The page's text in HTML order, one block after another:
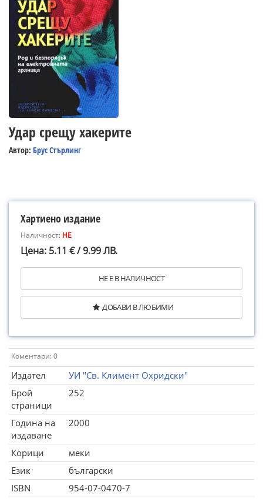
Удар срещу хакерите
Автор: Брус Стърлинг
Хартиено издание
Наличност: НЕ
Цена: 5.11 € / 9.99 ЛВ.
НЕ Е В НАЛИЧНОСТ
ДОБАВИ В ЛЮБИМИ
Коментари: 0
Издател
УИ "Св. Климент Охридски"
Брой
страници
252
Година на
издаване
2000
Корици
меки
Език
български
ISBN
954-07-0470-7